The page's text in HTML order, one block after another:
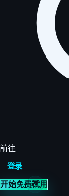
前往
登录
开始免费试用